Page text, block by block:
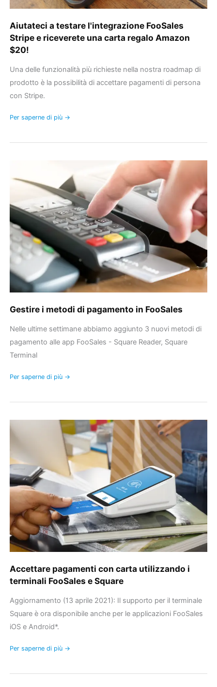
Aiutateci a testare l'integrazione FooSales
Stripe e riceverete una carta regalo Amazon
$20!
Una delle funzionalità più richieste nella nostra roadmap di
prodotto è la possibilità di accettare pagamenti di persona
con Stripe.
Amazon
Per saperne di più →
Gestire i metodi di pagamento in FooSales
Nelle ultime settimane abbiamo aggiunto 3 nuovi metodi di
pagamento alle app FooSales - Square Reader, Square
Terminal
pagamento
in
FooSales
Per saperne di più →
Accettare pagamenti con carta utilizzando i
terminali FooSales e Square
Aggiornamento (13 aprile 2021): Il supporto per il terminale
Square è ora disponibile anche per le applicazioni FooSales
iOS e Android*.
Accettare
carta
utilizzando
i
terminali
FooSales
e
Square
Per saperne di più →